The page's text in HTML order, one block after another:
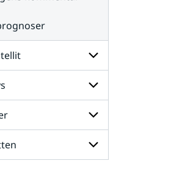
Undersidor
för
Radar
och
satellit
Undersidor
för
Väder
till
havs
Undersidor
för